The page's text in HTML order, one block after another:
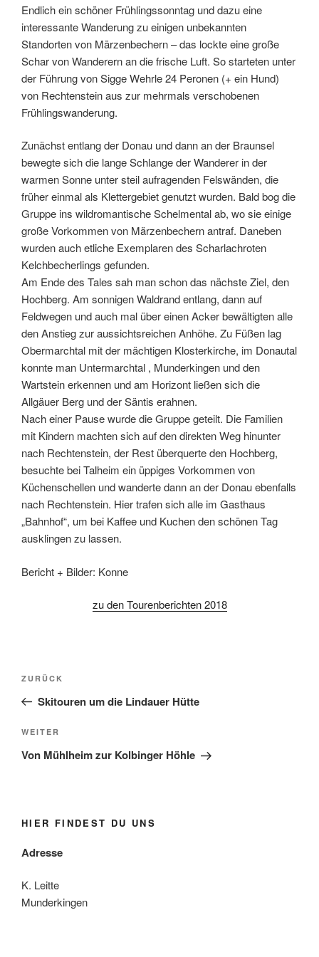
Endlich ein schöner Frühlingssonntag und dazu eine
interessante Wanderung zu einigen unbekannten
Standorten von Märzenbechern – das lockte eine große
Schar von Wanderern an die frische Luft. So starteten unter
der Führung von Sigge Wehrle 24 Peronen (+ ein Hund)
von Rechtenstein aus zur mehrmals verschobenen
Frühlingswanderung.
Zunächst entlang der Donau und dann an der Braunsel
bewegte sich die lange Schlange der Wanderer in der
warmen Sonne unter steil aufragenden Felswänden, die
früher einmal als Klettergebiet genutzt wurden. Bald bog die
Gruppe ins wildromantische Schelmental ab, wo sie einige
große Vorkommen von Märzenbechern antraf. Daneben
wurden auch etliche Exemplaren des Scharlachroten
Kelchbecherlings gefunden.
Am Ende des Tales sah man schon das nächste Ziel, den
Hochberg. Am sonnigen Waldrand entlang, dann auf
Feldwegen und auch mal über einen Acker bewältigten alle
den Anstieg zur aussichtsreichen Anhöhe. Zu Füßen lag
Obermarchtal mit der mächtigen Klosterkirche, im Donautal
konnte man Untermarchtal , Munderkingen und den
Wartstein erkennen und am Horizont ließen sich die
Allgäuer Berg und der Säntis erahnen.
Nach einer Pause wurde die Gruppe geteilt. Die Familien
mit Kindern machten sich auf den direkten Weg hinunter
nach Rechtenstein, der Rest überquerte den Hochberg,
besuchte bei Talheim ein üppiges Vorkommen von
Küchenschellen und wanderte dann an der Donau ebenfalls
nach Rechtenstein. Hier trafen sich alle im Gasthaus
„Bahnhof“, um bei Kaffee und Kuchen den schönen Tag
ausklingen zu lassen.
Bericht + Bilder: Konne
zu den Tourenberichten 2018
Beitragsnavigation
Vorheriger
Beitrag
ZURÜCK
Skitouren um die Lindauer Hütte
Nächster
Beitrag
WEITER
Von Mühlheim zur Kolbinger Höhle
HIER FINDEST DU UNS
Adresse
K. Leitte
Munderkingen